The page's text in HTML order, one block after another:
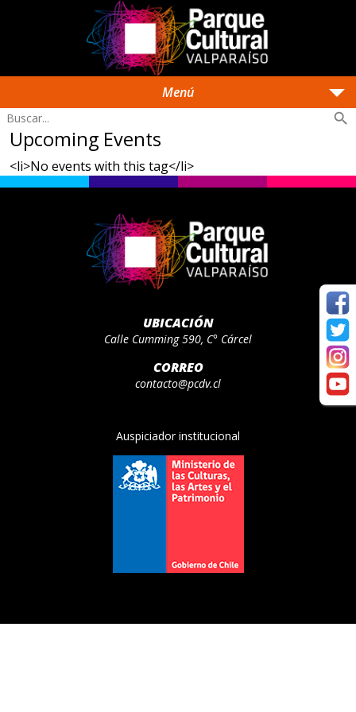
Menú arrow_drop_down
search
Upcoming Events
<li>No events with this tag</li>
UBICACIÓN
Calle Cumming 590, C° Cárcel
CORREO
contacto@pcdv.cl
Auspiciador institucional